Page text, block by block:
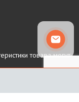
товара могут
дизайна,